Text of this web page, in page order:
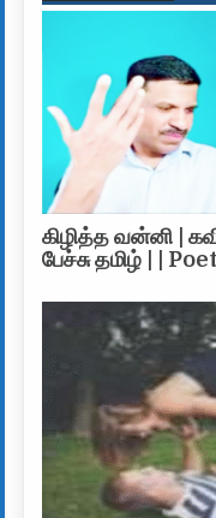
கிழித்த வன்னி |
பேச்சு தமிழ் | |